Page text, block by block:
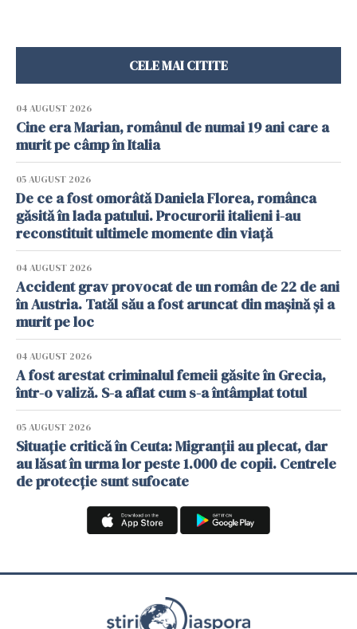
CELE MAI CITITE
04 AUGUST 2026
Cine era Marian, românul de numai 19 ani care a
murit pe câmp în Italia
05 AUGUST 2026
De ce a fost omorâtă Daniela Florea, românca
găsită în lada patului. Procurorii italieni i-au
reconstituit ultimele momente din viață
04 AUGUST 2026
Accident grav provocat de un român de 22 de ani
în Austria. Tatăl său a fost aruncat din mașină și a
murit pe loc
04 AUGUST 2026
A fost arestat criminalul femeii găsite în Grecia,
într-o valiză. S-a aflat cum s-a întâmplat totul
05 AUGUST 2026
Situație critică în Ceuta: Migranții au plecat, dar
au lăsat în urma lor peste 1.000 de copii. Centrele
de protecție sunt sufocate